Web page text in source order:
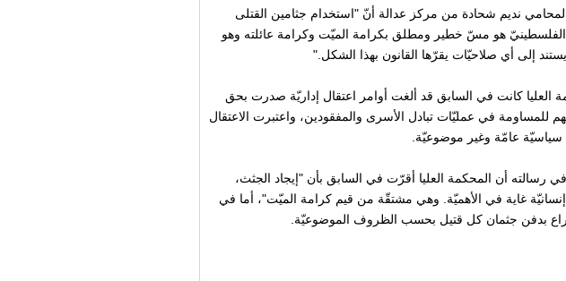
نديم شحادة من مركز عدالة أنّ "استخدام جثامين القتلى
الفلسطينيّ هو مسّ خطير ومطلق بكرامة الميّت وكرامة عائلته وهو
يستند إلى أي صلاحيّات يقرّها القانون بهذا الشكل."
العليا كانت في السابق قد ألغت أوامر اعتقال إداريّة صدرت بحق
للمساومة في عمليّات تبادل الأسرى والمفقودين، واعتبرت الاعتقال
عامّة وغير موضوعيّة.
رسالته أن المحكمة العليا أقرّت في السابق بأن "إيجاد الجثث،
إنسانيّة غاية في الأهميّة. وهي مشتقّة من قيم كرامة الميّت"، أما في
بدفن جثمان كل قتيل بحسب الظروف الموضوعيّة.